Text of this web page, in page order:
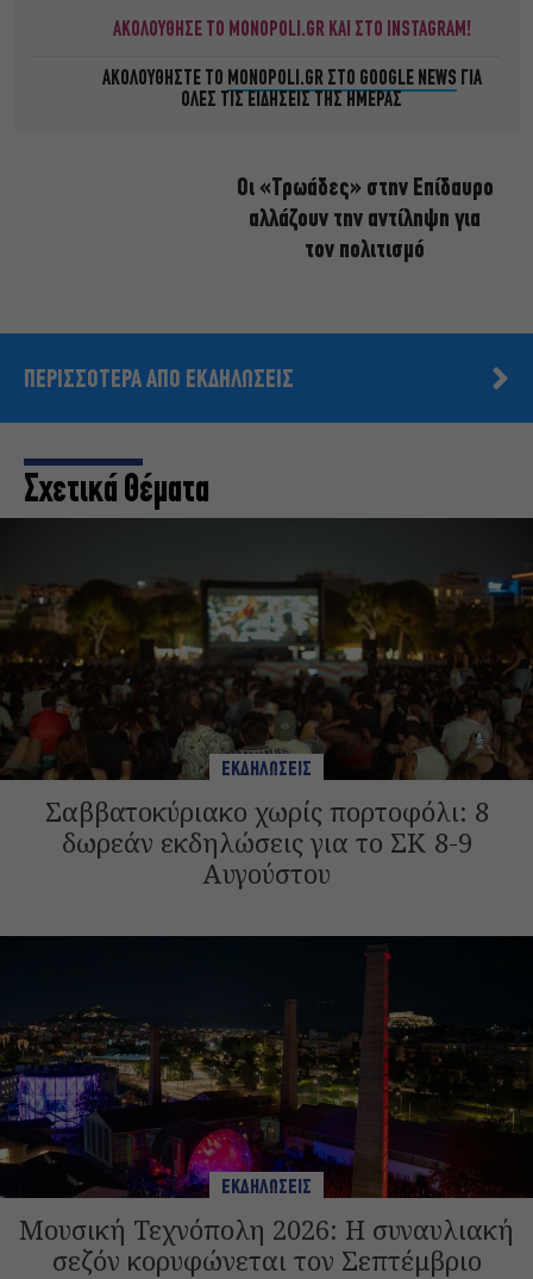
ΑΚΟΛΟΥΘΗΣΕ ΤΟ MONOPOLI.GR ΚΑΙ ΣΤΟ INSTAGRAM!
ΑΚΟΛΟΥΘΗΣΤΕ ΤΟ MONOPOLI.GR ΣΤΟ GOOGLE NEWS ΓΙΑ
ΟΛΕΣ ΤΙΣ ΕΙΔΗΣΕΙΣ ΤΗΣ ΗΜΕΡΑΣ
Οι «Τρωάδες» στην Επίδαυρο
αλλάζουν την αντίληψη για
τον πολιτισμό
ΠΕΡΙΣΣΟΤΕΡΑ ΑΠΟ ΕΚΔΗΛΩΣΕΙΣ
Σχετικά Θέματα
ΕΚΔΗΛΩΣΕΙΣ
Σαββατοκύριακο χωρίς πορτοφόλι: 8
δωρεάν εκδηλώσεις για το ΣΚ 8-9
Αυγούστου
ΕΚΔΗΛΩΣΕΙΣ
Μουσική Τεχνόπολη 2026: Η συναυλιακή
σεζόν κορυφώνεται τον Σεπτέμβριο